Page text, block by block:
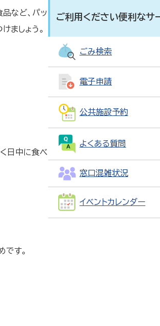
など、パッ
ましょう。
日中に食べ
す。
ご利用ください便利なサ
ごみ検索
電子申請
公共施設予約
よくある質問
窓口混雑状況
イベントカレンダー